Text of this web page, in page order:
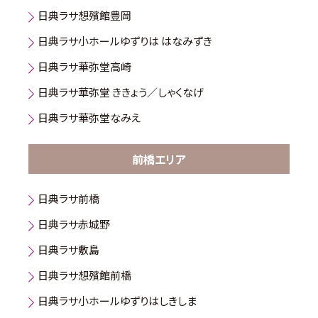
日典ラサ想殯館豊岡
日典ラサ小ホールゆずりは はなみずき
日典ラサ華弥堂高崎
日典ラサ華弥堂 ききょう／しゃくなげ
日典ラサ華弥堂なみえ
前橋エリア
日典ラサ前橋
日典ラサ赤城野
日典ラサ敷島
日典ラサ想殯館前橋
日典ラサ小ホールゆずりはしきしま